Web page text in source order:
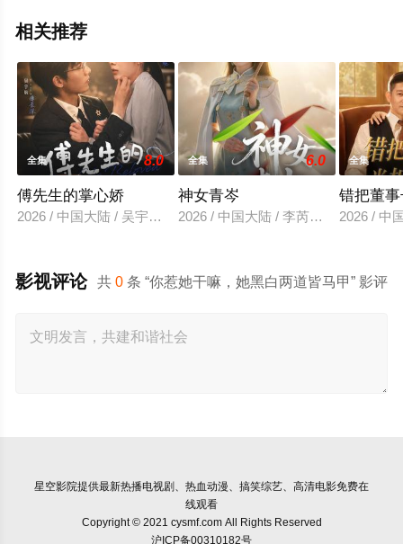
相关推荐
全集 8.0
傅先生的掌心娇
2026 / 中国大陆 / 吴宇航＆郑千亦
全集 6.0
神女青岑
2026 / 中国大陆 / 李芮峤＆张媛媛
全集
错把董
2026 / 中
共0 条 “你惹她干嘛，她黑白两道皆马甲” 影评
影视评论
星空影院提供最新热播电视剧、热血动漫、搞笑综艺、高清电影免费在
线观看
Copyright © 2021 cysmf.com All Rights Reserved
沪ICP备00310182号